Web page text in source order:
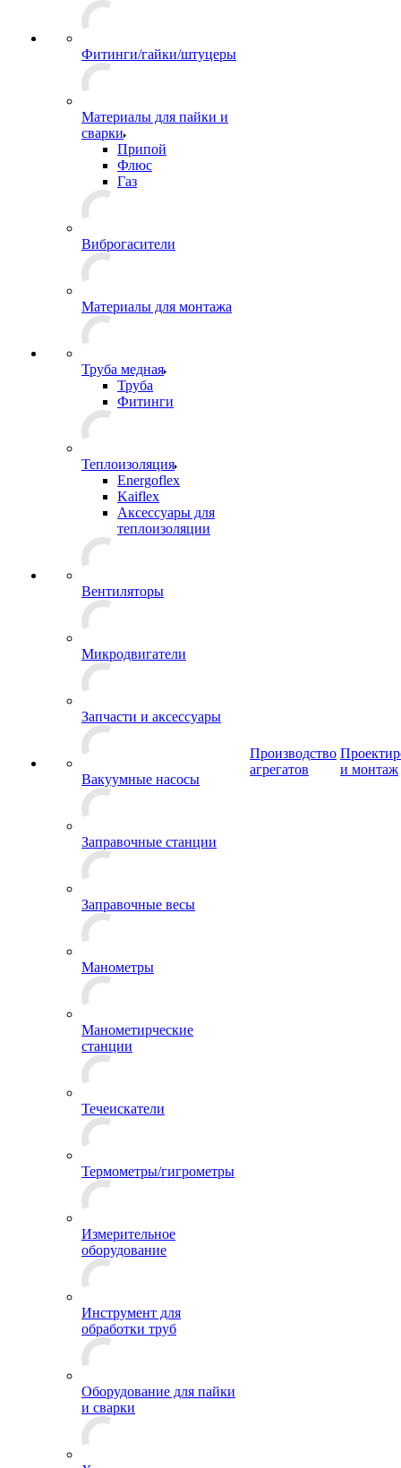
Фитинги/гайки/штуцеры
Материалы для пайки и
сварки
Припой
Флюс
Газ
Виброгасители
Материалы для монтажа
Труба медная
Труба
Фитинги
Теплоизоляция
Energoflex
Kaiflex
Аксессуары для
теплоизоляции
Вентиляторы
Микродвигатели
Запчасти и аксессуары
Вакуумные насосы
Заправочные станции
Заправочные весы
Манометры
Манометирческие
станции
Течеискатели
Термометры/гигрометры
Измерительное
оборудование
Инструмент для
обработки труб
Оборудование для пайки
и сварки
Производство
агрегатов
и монтаж